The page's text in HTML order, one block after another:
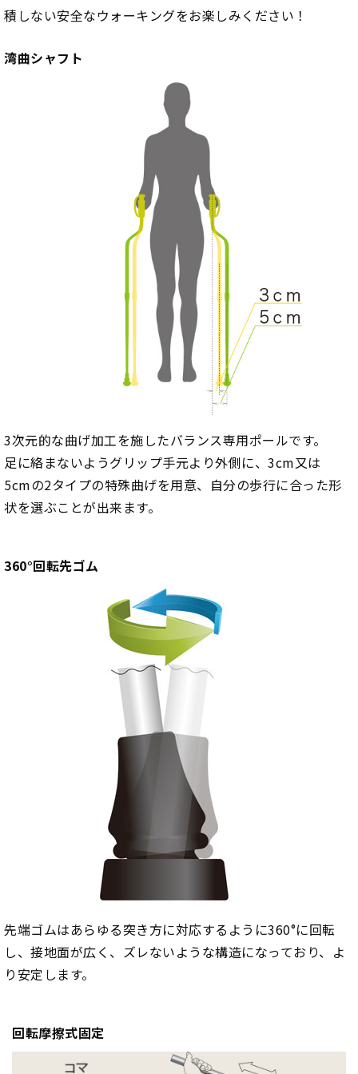
積しない安全なウォーキングをお楽しみください！
湾曲シャフト
3次元的な曲げ加工を施したバランス専用ポールです。
足に絡まないようグリップ手元より外側に、3cm又は
5cmの2タイプの特殊曲げを用意、自分の歩行に合った形
状を選ぶことが出来ます。
360°回転先ゴム
先端ゴムはあらゆる突き方に対応するように360°に回転
し、接地面が広く、ズレないような構造になっており、よ
り安定します。
回転摩擦式固定